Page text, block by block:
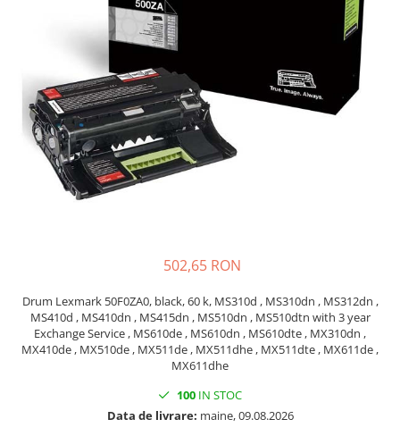
Cartuse inkjet si cerneala
Hartie
Ribbon
Developer
Consumabile imprimanta
Printare 3D
Imprimante 3D
Filament imprimanta 3D
502,65 RON
Drum Lexmark 50F0ZA0, black, 60 k, MS310d , MS310dn , MS312dn ,
MS410d , MS410dn , MS415dn , MS510dn , MS510dtn with 3 year
Exchange Service , MS610de , MS610dn , MS610dte , MX310dn ,
MX410de , MX510de , MX511de , MX511dhe , MX511dte , MX611de ,
MX611dhe
100 IN STOC
Data de livrare: maine, 09.08.2026